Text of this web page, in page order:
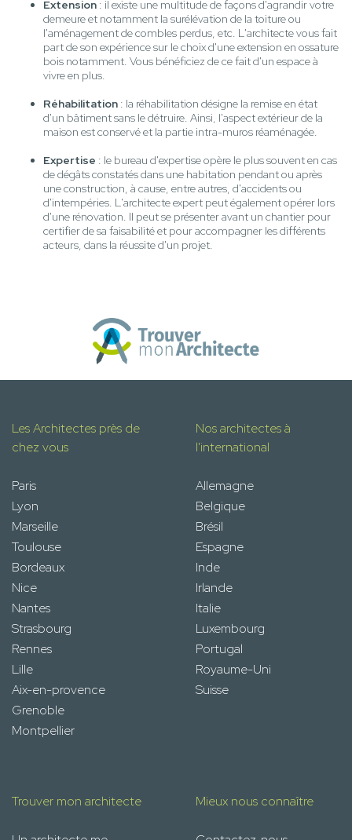
Extension : il existe une multitude de façons d'agrandir votre
demeure et notamment la surélévation de la toiture ou
l'aménagement de combles perdus, etc. L'architecte vous fait
part de son expérience sur le choix d'une extension en ossature
bois notamment. Vous bénéficiez de ce fait d'un espace à
vivre en plus.
Réhabilitation : la réhabilitation désigne la remise en état
d'un bâtiment sans le détruire. Ainsi, l'aspect extérieur de la
maison est conservé et la partie intra-muros réaménagée.
Expertise : le bureau d'expertise opère le plus souvent en cas
de dégâts constatés dans une habitation pendant ou après
une construction, à cause, entre autres, d'accidents ou
d'intempéries. L'architecte expert peut également opérer lors
d'une rénovation. Il peut se présenter avant un chantier pour
certifier de sa faisabilité et pour accompagner les différents
acteurs, dans la réussite d'un projet.
Les Architectes près de
chez vous
Paris
Lyon
Marseille
Toulouse
Bordeaux
Nice
Nantes
Strasbourg
Rennes
Lille
Aix-en-provence
Grenoble
Montpellier
Nos architectes à
l'international
Allemagne
Belgique
Brésil
Espagne
Inde
Irlande
Italie
Luxembourg
Portugal
Royaume-Uni
Suisse
Trouver mon architecte Mieux nous connaître